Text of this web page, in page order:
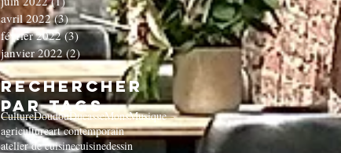
avril 2022 (3)3 posts
février 2022 (3)3 posts
janvier 2022 (2)2 posts
Rechercher
par Tags
CultureDoudouDucasseMonsMusique
agricultureart contemporain
atelier de cuisinecuisinedessin